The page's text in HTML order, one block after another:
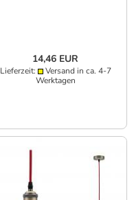
14,46 EUR
Lieferzeit:
Versand in ca. 4-7
Werktagen